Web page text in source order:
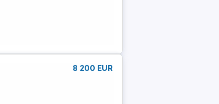
8 200 EUR